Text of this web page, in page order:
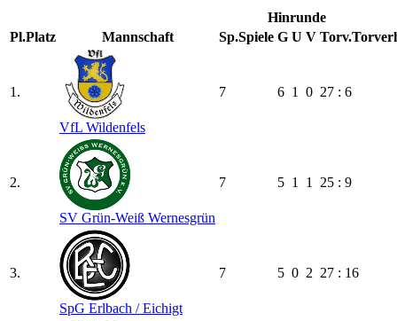
Hinrunde
Pl.Platz Mannschaft Sp.Spiele G U V Torv.
1.
VfL Wildenfels
7 6 1 0 27 : 6
2.
SV Grün-Weiß Wernesgrün
7 5 1 1 25 : 9
3.
SpG Erlbach /​ Eichigt
7 5 0 2 27 : 16